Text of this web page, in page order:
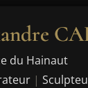
du Hainaut
|